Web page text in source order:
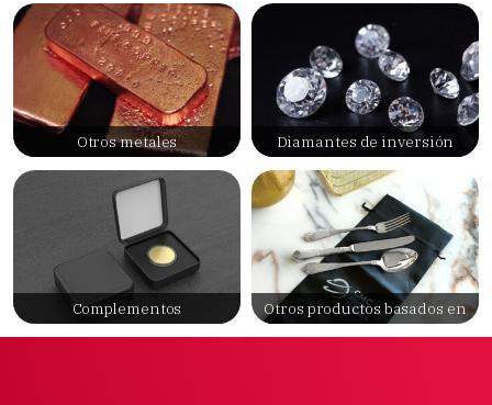
Otros metales Diamantes de inversión
Complementos
Otros productos basados en
metales